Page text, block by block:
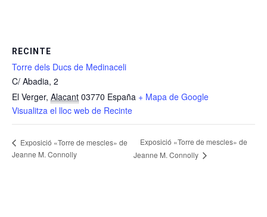
RECINTE
Torre dels Ducs de Medinaceli
C/ Abadia, 2
El Verger, Alacant 03770 España + Mapa de Google
Visualitza el lloc web de Recinte
Exposició «Torre de mescles» de
Jeanne M. Connolly
Exposició «Torre de mescles» de
Jeanne M. Connolly